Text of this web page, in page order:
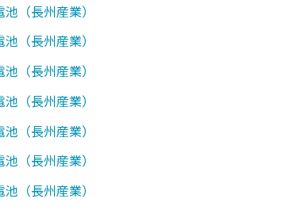
池（長州産業）
池（長州産業）
池（長州産業）
池（長州産業）
池（長州産業）
池（長州産業）
池（長州産業）